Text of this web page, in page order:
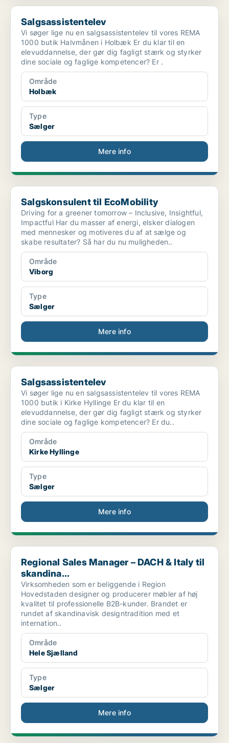
Salgsassistentelev
Salgsassistentelev
Vi søger lige nu en salgsassistentelev til vores REMA
1000 butik Halvmånen i Holbæk Er du klar til en
elevuddannelse, der gør dig fagligt stærk og styrker
dine sociale og faglige kompetencer? Er .
Område
Holbæk
Type
Sælger
Mere info
Salgskonsulent til EcoMobility
Salgskonsulent til EcoMobility
Driving for a greener tomorrow – Inclusive, Insightful,
Impactful Har du masser af energi, elsker dialogen
med mennesker og motiveres du af at sælge og
skabe resultater? Så har du nu muligheden..
Område
Viborg
Type
Sælger
Mere info
Salgsassistentelev
Salgsassistentelev
Vi søger lige nu en salgsassistentelev til vores REMA
1000 butik i Kirke Hyllinge Er du klar til en
elevuddannelse, der gør dig fagligt stærk og styrker
dine sociale og faglige kompetencer? Er du..
Område
Kirke Hyllinge
Type
Sælger
Mere info
Regional Sales Manager – DACH & Italy til skandina...
Regional Sales Manager – DACH & Italy til
skandina...
Virksomheden som er beliggende i Region
Hovedstaden designer og producerer møbler af høj
kvalitet til professionelle B2B-kunder. Brandet er
rundet af skandinavisk designtradition med et
internation..
Område
Hele Sjælland
Type
Sælger
Mere info